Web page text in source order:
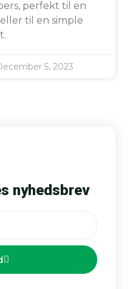
perfekt til en
til en simple
5, 2023
nyhedsbrev